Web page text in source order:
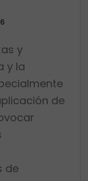
y
y la
de
de